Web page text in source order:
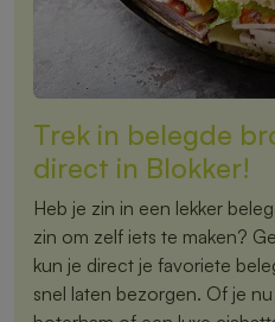
Trek in belegde
direct in Blokker!
Heb je zin in een lekker
zin om zelf iets te maken?
kun je direct je favoriete
snel laten bezorgen. Of je